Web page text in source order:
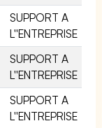
SUPPORT A
L''ENTREPRISE
SUPPORT A
L''ENTREPRISE
SUPPORT A
L''ENTREPRISE